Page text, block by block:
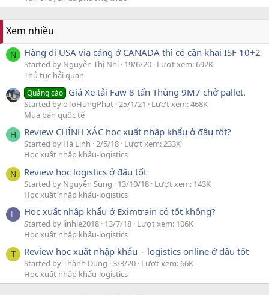
Xem nhiều
N Hàng đi USA via cảng ở CANADA thì có cần khai ISF 10+2
Started by Nguyễn Thị Nhi 19/6/20 Lượt xem: 692K
Thủ tục hải quan
Quảng cáo Giá Xe tải Faw 8 tấn Thùng 9M7 chở pallet.
Started by oToHungPhat 25/1/21
Lượt xem: 468K
Mua bán quốc tế
H Review CHÍNH XÁC học xuất nhập khẩu ở đâu tốt?
Started by Hà Linh 2/5/18 Lượt xem: 233K
Học xuất nhập khẩu-logistics
N Review học logistics ở đâu tốt
Started by Nguyễn Sung 13/10/18 Lượt xem: 143K
Học xuất nhập khẩu-logistics
L Học xuất nhập khẩu ở Eximtrain có tốt không?
Started by linhle2018 13/7/18 Lượt xem: 106K
Học xuất nhập khẩu-logistics
T Review học xuất nhập khẩu – logistics online ở đâu tốt
Started by Thành Dung 3/3/20 Lượt xem: 66K
Học xuất nhập khẩu-logistics